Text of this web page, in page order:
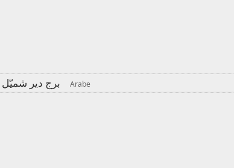
برج دير شميّل Arabe